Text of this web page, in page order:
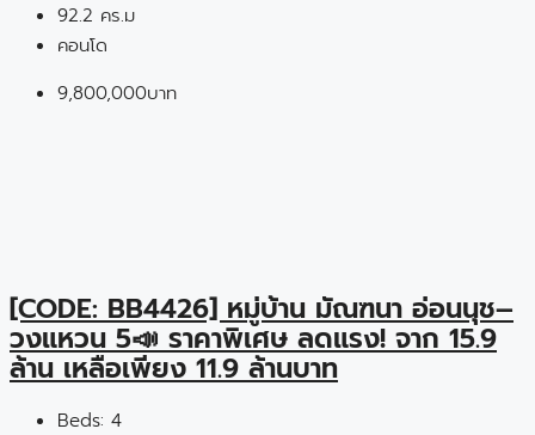
92.2 คร.ม
คอนโด
9,800,000บาท
[CODE: BB4426] หมู่บ้าน มัณฑนา อ่อนนุช–
วงแหวน 5📣 ราคาพิเศษ ลดแรง! จาก 15.9
ล้าน เหลือเพียง 11.9 ล้านบาท
Beds: 4